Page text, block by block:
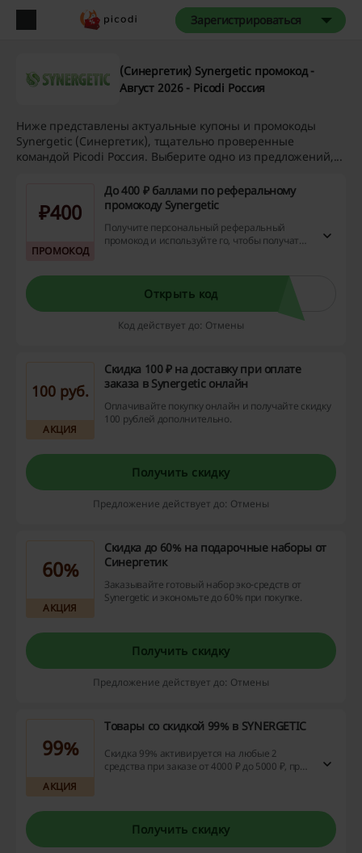
Зарегистрироваться
(Синергетик) Synergetic промокод -
Август 2026 - Picodi Россия
Ниже представлены актуальные купоны и промокоды
Synergetic (Синергетик), тщательно проверенные
командой Picodi Россия. Выберите одно из предложений,...
₽400
ПРОМОКОД
До 400 ₽ баллами по реферальному
промокоду Synergetic
Получите персональный реферальный
промокод и используйте го, чтобы получать
Открыть код
Код действует до: Отмены
100 руб.
АКЦИЯ
Скидка 100 ₽ на доставку при оплате
заказа в Synergetic онлайн
Оплачивайте покупку онлайн и получайте скидку
100 рублей дополнительно.
Получить скидку
Предложение действует до: Отмены
60%
АКЦИЯ
Скидка до 60% на подарочные наборы от
Синергетик
Заказывайте готовый набор эко-средств от
Synergetic и экономьте до 60% при покупке.
Получить скидку
Предложение действует до: Отмены
99%
АКЦИЯ
Товары со скидкой 99% в SYNERGETIC
Скидка 99% активируется на любые 2
средства при заказе от 4000 ₽ до 5000 ₽, при
Получить скидку